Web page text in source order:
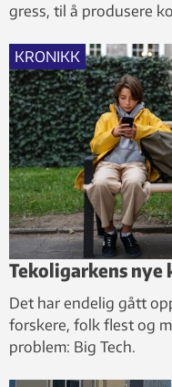
gress, til å produsere
KRONIKK
Tekoligarkens
Det har endelig gått
forskere, folk flest og
problem: Big Tech.